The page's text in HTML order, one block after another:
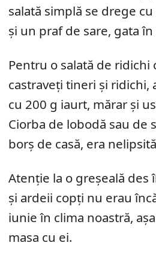
salată simplă se drege
și un praf de sare, gata
Pentru o salată de ridichi
castraveți tineri și ridichi,
cu 200 g iaurt, mărar și
Ciorba de lobodă sau de
borș de casă, era
Atenție la o greșeală des
și ardeii copți nu erau
iunie în clima noastră,
masa cu ei.